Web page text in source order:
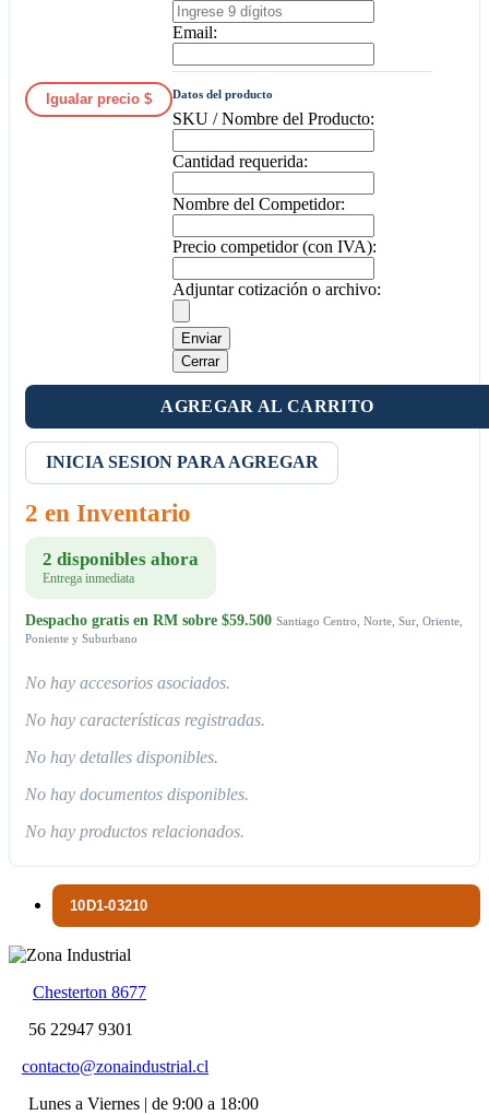
10D1-03210
Igualar precio $
Email:
Datos del producto
SKU / Nombre del Producto:
Cantidad requerida:
Nombre del Competidor:
Precio competidor (con IVA):
Adjuntar cotización o archivo:
Enviar
Cerrar
AGREGAR AL CARRITO
INICIA SESION PARA AGREGAR
2 en Inventario
2 disponibles ahora
Entrega inmediata
Despacho gratis en RM sobre $59.500 Santiago Centro, Norte, Sur, Oriente,
Poniente y Suburbano
No hay accesorios asociados.
No hay características registradas.
No hay detalles disponibles.
No hay documentos disponibles.
No hay productos relacionados.
Chesterton 8677
56 22947 9301
contacto@zonaindustrial.cl
Lunes a Viernes | de 9:00 a 18:00